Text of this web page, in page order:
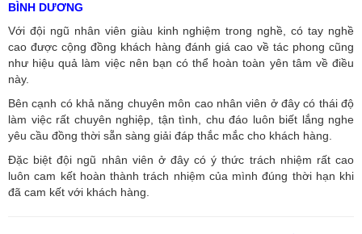
BÌNH DƯƠNG
Với đội ngũ nhân viên giàu kinh nghiệm trong nghề, có tay nghề
cao được cộng đồng khách hàng đánh giá cao về tác phong cũng
như hiệu quả làm việc nên bạn có thể hoàn toàn yên tâm về điều
này.
Bên cạnh có khả năng chuyên môn cao nhân viên ở đây có thái độ
làm việc rất chuyên nghiệp, tận tình, chu đáo luôn biết lắng nghe
yêu cầu đồng thời sẵn sàng giải đáp thắc mắc cho khách hàng.
Đặc biệt đội ngũ nhân viên ở đây có ý thức trách nhiệm rất cao
luôn cam kết hoàn thành trách nhiệm của mình đúng thời hạn khi
đã cam kết với khách hàng.